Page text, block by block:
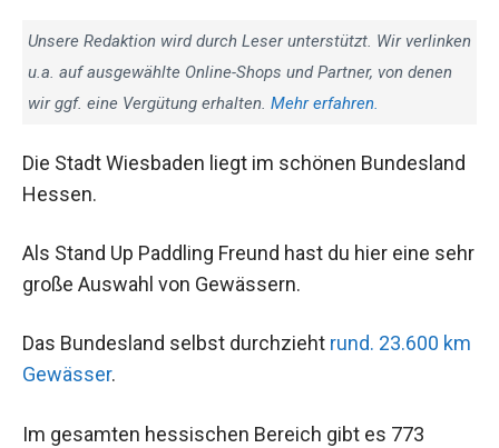
Unsere Redaktion wird durch Leser unterstützt. Wir verlinken
u.a. auf ausgewählte Online-Shops und Partner, von denen
wir ggf. eine Vergütung erhalten. Mehr erfahren.
Die Stadt Wiesbaden liegt im schönen Bundesland
Hessen.
Als Stand Up Paddling Freund hast du hier eine sehr
große Auswahl von Gewässern.
Das Bundesland selbst durchzieht rund. 23.600 km
Gewässer.
Im gesamten hessischen Bereich gibt es 773